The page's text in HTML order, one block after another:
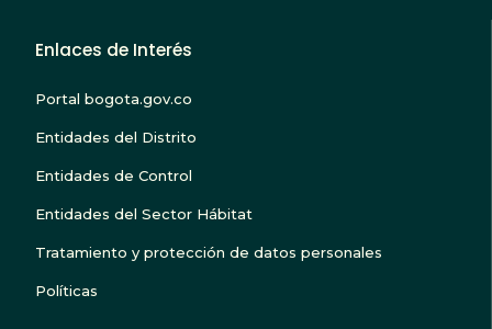
Enlaces de Interés
Portal bogota.gov.co
Entidades del Distrito
Entidades de Control
Entidades del Sector Hábitat
Tratamiento y protección de datos personales
Políticas